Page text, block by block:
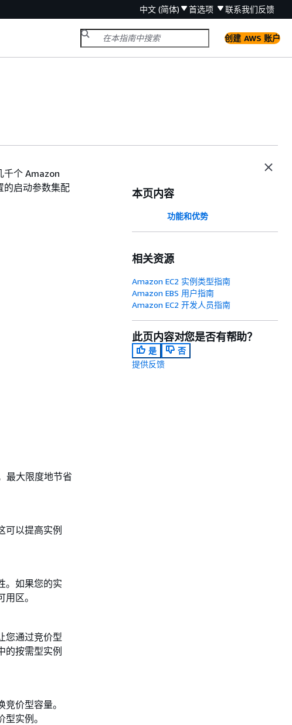
中文 (简体) 首选项 联系我们反馈
创建 AWS 账户
千个 Amazon
的启动参数集配
最大限度地节省
可以提高实例
。如果您的实
区。
您通过竞价型
的按需型实例
价型容量。
实例。
本页内容
功能和优势
相关资源
Amazon EC2 实例类型指南
Amazon EBS 用户指南
Amazon EC2 开发人员指南
此页内容对您是否有帮助？
是
否
提供反馈